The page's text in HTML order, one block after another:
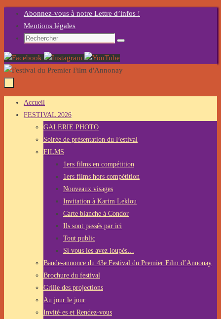
Passer
contenu
Abonnez-vous à notre Lettre d’infos !
Mentions légales
Recherche
:
Rechercher
Passer
Accueil
FESTIVAL 2026
GALERIE PHOTO
Soirée de présentation du Festival
FILMS
1ers films en compétition
1ers films hors compétition
Nouveaux visages
Invitation à Karim Leklou
Carte blanche à Condor
Ils sont passés par ici
Tout public
Si vous les avez loupés…
Bande-annonce du 43e Festival du Premier Film d’Annonay
Brochure du festival
Grille des projections
Au jour le jour
Invité·es et Rendez-vous